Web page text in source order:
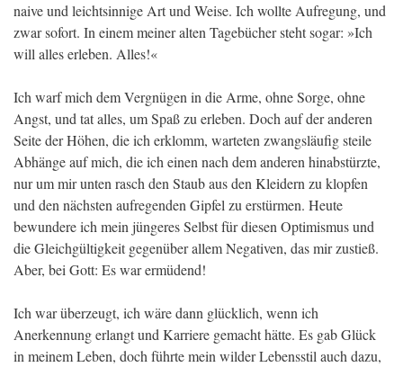
naive und leichtsinnige Art und Weise. Ich wollte Aufregung, und
zwar sofort. In einem meiner alten Tagebücher steht sogar: »Ich
will alles erleben. Alles!«
Ich warf mich dem Vergnügen in die Arme, ohne Sorge, ohne
Angst, und tat alles, um Spaß zu erleben. Doch auf der anderen
Seite der Höhen, die ich erklomm, warteten zwangsläufig steile
Abhänge auf mich, die ich einen nach dem anderen hinabstürzte,
nur um mir unten rasch den Staub aus den Kleidern zu klopfen
und den nächsten aufregenden Gipfel zu erstürmen. Heute
bewundere ich mein jüngeres Selbst für diesen Optimismus und
die Gleichgültigkeit gegenüber allem Negativen, das mir zustieß.
Aber, bei Gott: Es war ermüdend!
Ich war überzeugt, ich wäre dann glücklich, wenn ich
Anerkennung erlangt und Karriere gemacht hätte. Es gab Glück
in meinem Leben, doch führte mein wilder Lebensstil auch dazu,